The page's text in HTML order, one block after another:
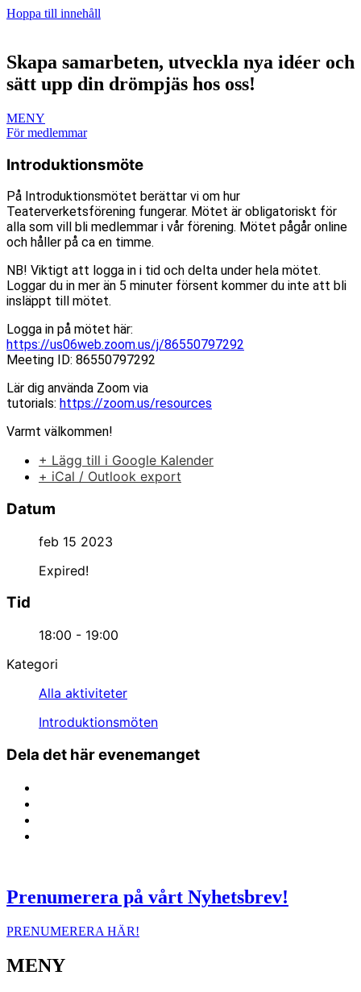
Hoppa till innehåll
Skapa samarbeten, utveckla nya idéer och
sätt upp din drömpjäs hos oss!
MENY
För medlemmar
Introduktionsmöte
På Introduktionsmötet berättar vi om hur
Teaterverketsförening fungerar. Mötet är obligatoriskt för
alla som vill bli medlemmar i vår förening. Mötet pågår online
och håller på ca en timme.
NB! Viktigt att logga in i tid och delta under hela mötet.
Loggar du in mer än 5 minuter försent kommer du inte att bli
insläppt till mötet.
Logga in på mötet här:
https://us06web.zoom.us/j/86550797292
Meeting ID: 86550797292
Lär dig använda Zoom via
tutorials: https://zoom.us/resources
Varmt välkommen!
+ Lägg till i Google Kalender
+ iCal / Outlook export
Datum
feb 15 2023
Expired!
Tid
18:00 - 19:00
Kategori
Alla aktiviteter
Introduktionsmöten
Dela det här evenemanget
Prenumerera på vårt Nyhetsbrev!
PRENUMERERA HÄR!
MENY